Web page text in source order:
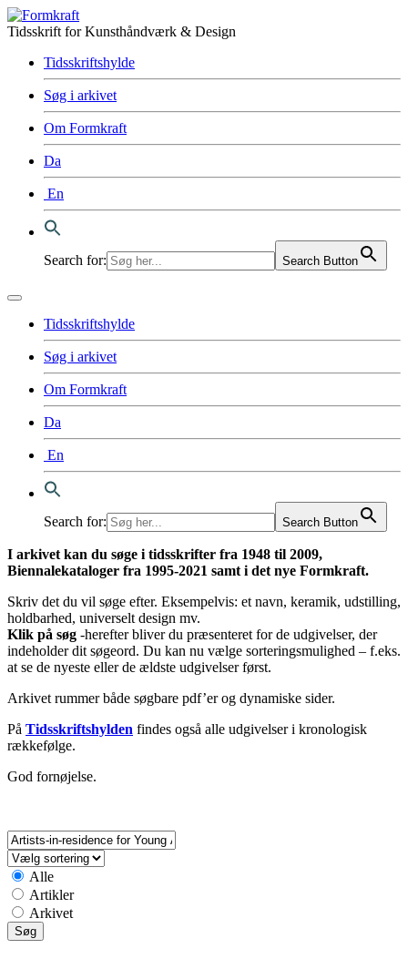
Tidsskrift for Kunsthåndværk & Design
Tidsskriftshylde
Søg i arkivet
Om Formkraft
Da
En
Search for: Search Button
Tidsskriftshylde
Søg i arkivet
Om Formkraft
Da
En
Search for: Search Button
I arkivet kan du søge i tidsskrifter fra 1948 til 2009,
Biennalekataloger fra 1995-2021 samt i det nye Formkraft.
Skriv det du vil søge efter. Eksempelvis: et navn, keramik, udstilling,
holdbarhed, universelt design mv.
Klik på søg -herefter bliver du præsenteret for de udgivelser, der
indeholder dit søgeord. Du kan nu vælge sorteringsmulighed – f.eks.
at se de nyeste eller de ældste udgivelser først.
Arkivet rummer både søgbare pdf’er og dynamiske sider.
På Tidsskriftshylden findes også alle udgivelser i kronologisk
rækkefølge.
God fornøjelse.
Alle
Artikler
Arkivet